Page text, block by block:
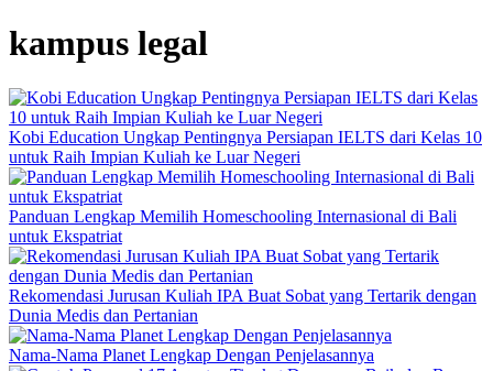
kampus legal
Kobi Education Ungkap Pentingnya Persiapan IELTS dari Kelas 10
untuk Raih Impian Kuliah ke Luar Negeri
Panduan Lengkap Memilih Homeschooling Internasional di Bali
untuk Ekspatriat
Rekomendasi Jurusan Kuliah IPA Buat Sobat yang Tertarik dengan
Dunia Medis dan Pertanian
Nama-Nama Planet Lengkap Dengan Penjelasannya